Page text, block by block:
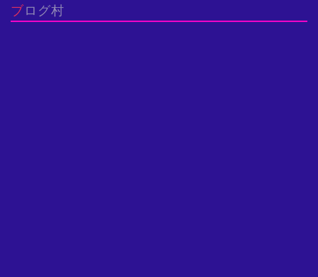
14位
15位 Ingegneria scienza (Engineeri…
ブログ村